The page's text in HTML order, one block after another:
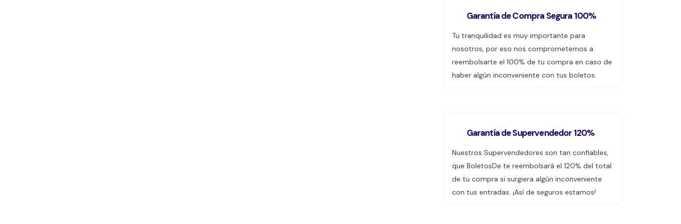
Garantía de Compra Segura 100%
Tu tranquilidad es muy importante para
nosotros, por eso nos comprometemos a
reembolsarte el 100% de tu compra en caso de
haber algún inconveniente con tus boletos.
Garantía de Supervendedor 120%
Nuestros Supervendedores son tan confiables,
que BoletosDe te reembolsará el 120% del total
de tu compra si surgiera algún inconveniente
con tus entradas. ¡Así de seguros estamos!